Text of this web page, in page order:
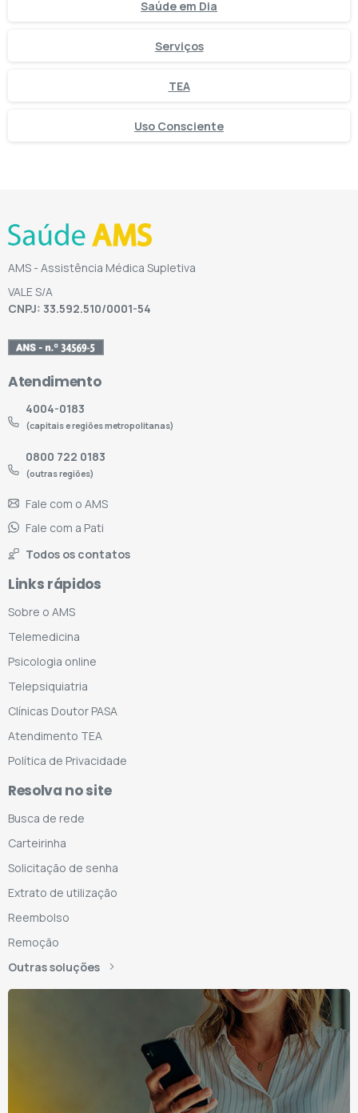
Saúde em Dia
Serviços
TEA
Uso Consciente
AMS - Assistência Médica Supletiva
VALE S/A
CNPJ: 33.592.510/0001-54
Atendimento
4004-0183
(capitais e regiões metropolitanas)
0800 722 0183
(outras regiões)
Fale com o AMS
Fale com a Pati
Todos os contatos
Links rápidos
Sobre o AMS
Telemedicina
Psicologia online
Telepsiquiatria
Clínicas Doutor PASA
Atendimento TEA
Política de Privacidade
Resolva no site
Busca de rede
Carteirinha
Solicitação de senha
Extrato de utilização
Reembolso
Remoção
Outras soluções